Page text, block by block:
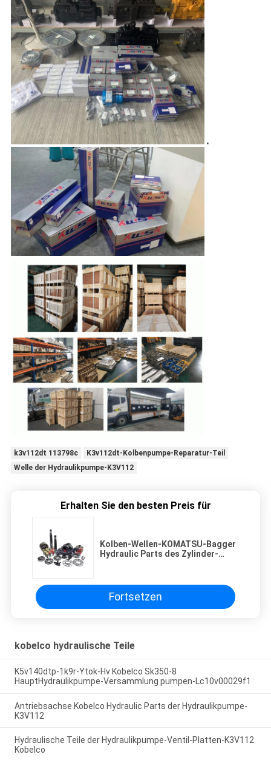
.
k3v112dt 113798c
K3v112dt-Kolbenpumpe-Reparatur-Teil
Welle der Hydraulikpumpe-K3V112
Erhalten Sie den besten Preis für
Kolben-Wellen-KOMATSU-Bagger
Hydraulic Parts des Zylinder-
Fortsetzen
kobelco hydraulische Teile
K5v140dtp-1k9r-Ytok-Hv Kobelco Sk350-8
HauptHydraulikpumpe-Versammlung pumpen-Lc10v00029f1
Antriebsachse Kobelco Hydraulic Parts der Hydraulikpumpe-
K3V112
Hydraulische Teile der Hydraulikpumpe-Ventil-Platten-K3V112
Kobelco